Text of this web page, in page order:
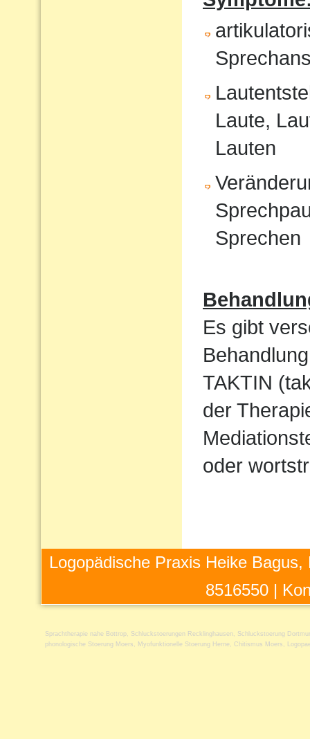
Laute,
Lauten
Sprechen
Es gibt
TAKTIN
der
oder
Logopädische Praxis Heike
8516550 |
Sprachtherapie nahe Bottrop, Schluckstoerungen Recklinghausen , Schluckstoerung
phonologische Stoerung Moers , Myofunktionelle Stoerung Herne , Chitismus Moers ,